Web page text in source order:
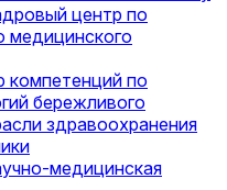
центр по
медицинского
компетенций по
бережливого
здравоохранения
медицинская